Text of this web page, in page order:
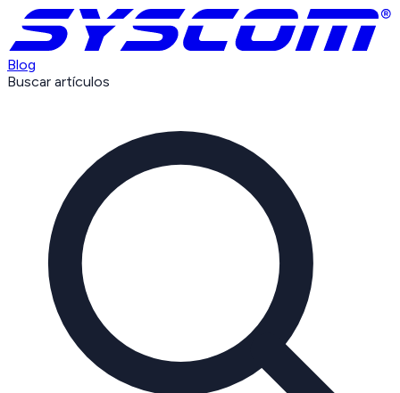
Blog
Buscar artículos